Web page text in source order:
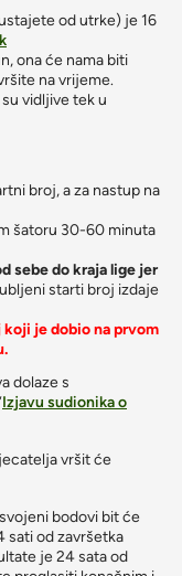
od utrke) je 16
ona će nama biti
na vrijeme.
vidljive tek u
broj, a za nastup na
šatoru 30-60 minuta
sebe do kraja lige jer
starti broj izdaje
je dobio na prvom
dolaze s
Izjavu sudionika o
vršit će
bodovi bit će
sati od završetka
je 24 sata od